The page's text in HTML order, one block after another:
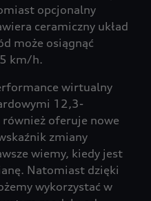
opcjonalny
ceramiczny układ
może osiągnąć
km/h.
wirtualny
12,3-
oferuje nowe
zmiany
wiemy, kiedy jest
Natomiast dzięki
wykorzystać w